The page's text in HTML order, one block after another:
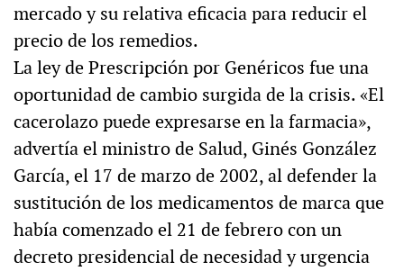
mercado y su relativa eficacia para reducir el
precio de los remedios.
La ley de Prescripción por Genéricos fue una
oportunidad de cambio surgida de la crisis. «El
cacerolazo puede expresarse en la farmacia»,
advertía el ministro de Salud, Ginés González
García, el 17 de marzo de 2002, al defender la
sustitución de los medicamentos de marca que
había comenzado el 21 de febrero con un
decreto presidencial de necesidad y urgencia